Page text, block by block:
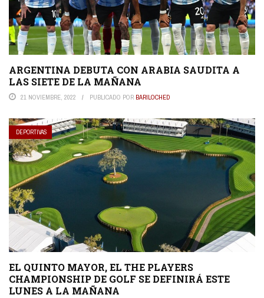
ARGENTINA DEBUTA CON ARABIA SAUDITA A
LAS SIETE DE LA MAÑANA
21 NOVIEMBRE, 2022 PUBLICADO POR BARILOCHED
DEPORTIVAS
EL QUINTO MAYOR, EL THE PLAYERS
CHAMPIONSHIP DE GOLF SE DEFINIRÁ ESTE
LUNES A LA MAÑANA